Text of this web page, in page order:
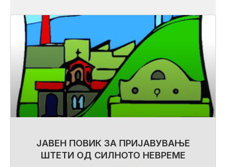
ЈАВЕН ПОВИК ЗА ПРИЈАВУВАЊЕ
ШТЕТИ ОД СИЛНОТО НЕВРЕМЕ